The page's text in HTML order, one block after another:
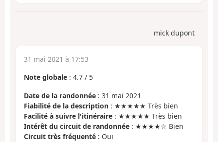
mick dupont
31 mai 2021 à 17:53
Note globale : 4.7 / 5
Date de la randonnée : 31 mai 2021
Fiabilité de la description : ★★★★★ Très bien
Facilité à suivre l'itinéraire : ★★★★★ Très bien
Intérêt du circuit de randonnée : ★★★★☆ Bien
Circuit très fréquenté : Oui